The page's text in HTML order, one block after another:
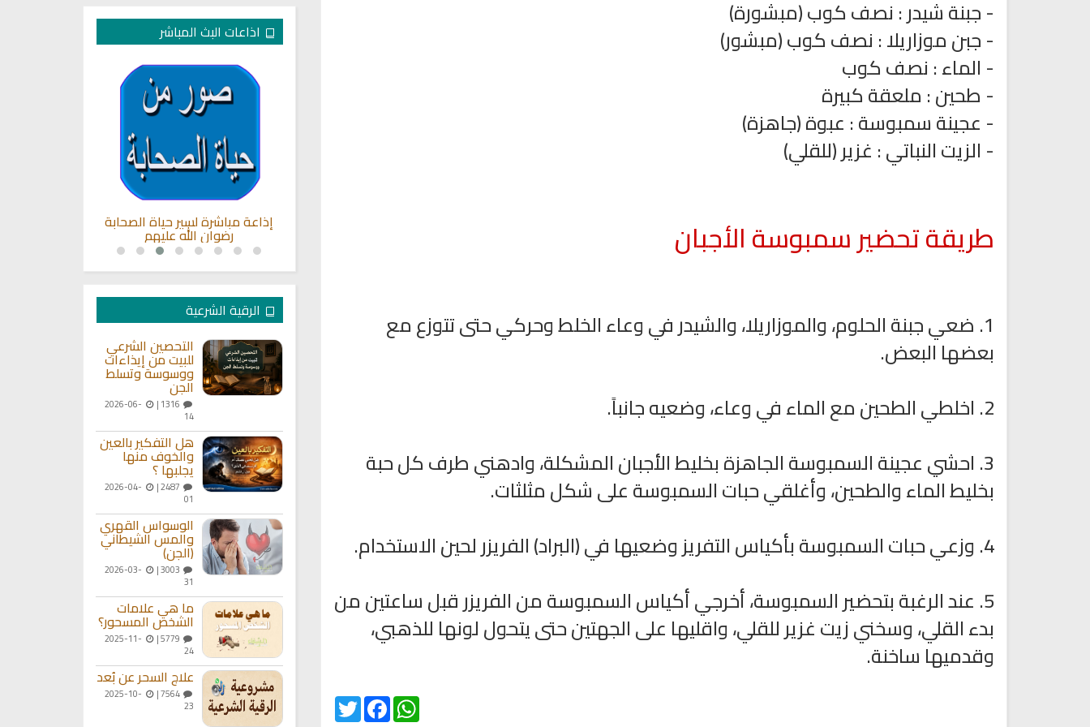
- جبنة شيدر : نصف كوب (مبشورة)
- جبن موزاريلا : نصف كوب (مبشور)
- الماء : نصف كوب
- طحين : ملعقة كبيرة
- عجينة سمبوسة : عبوة (جاهزة)
- الزيت النباتي : غزير (للقلي)
طريقة تحضير سمبوسة الأجبان
1. ضعي جبنة الحلوم، والموزاريلا، والشيدر في وعاء الخلط وحركي حتى تتوزع مع
بعضها البعض.
2. اخلطي الطحين مع الماء في وعاء، وضعيه جانباً.
3. احشي عجينة السمبوسة الجاهزة بخليط الأجبان المشكلة، وادهني طرف كل حبة
بخليط الماء والطحين، وأغلقي حبات السمبوسة على شكل مثلثات.
4. وزعي حبات السمبوسة بأكياس التفريز وضعيها في (البراد) الفريزر لحين الاستخدام.
5. عند الرغبة بتحضير السمبوسة، أخرجي أكياس السمبوسة من الفريزر قبل ساعتين من
بدء القلي، وسخني زيت غزير للقلي، واقليها على الجهتين حتى يتحول لونها للذهبي،
وقدميها ساخنة.
Twitter
FacebookWhatsApp
اذاعات البث المباشر
مشاري العفاسي
راديو الشيخ خالد القحطاني للقران
الكريم
إذاعة مباشرة لسير حياة الصحابة
رضوان الله عليهم
الرقية الشرعية
التحصين الشرعي
للبيت من إيذاءات
ووسوسة وتسلط
الجن
2026-06-
14
هل التفكير بالعين
والخوف منها
يجلبها ؟
2026-04-
01
الوسواس القهري
والمس الشيطاني
(الجن)
2026-03-
31
ما هي علامات
الشخص المسحور؟
2025-11-
24
علاج السحر عن بُعد
2025-10-
23